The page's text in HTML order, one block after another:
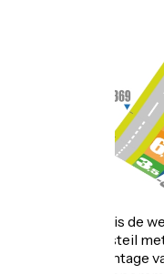
Vanaf Chevelu is de
kort, maar vrij steil
stijgingspercentage